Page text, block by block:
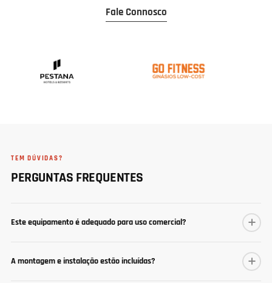
Fale Connosco
TEM DÚVIDAS?
PERGUNTAS FREQUENTES
Este equipamento é adequado para uso comercial?
A montagem e instalação estão incluídas?